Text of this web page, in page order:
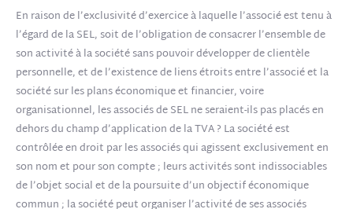
En raison de l’exclusivité d’exercice à laquelle l’associé est tenu à
l’égard de la SEL, soit de l’obligation de consacrer l’ensemble de
son activité à la société sans pouvoir développer de clientèle
personnelle, et de l’existence de liens étroits entre l’associé et la
société sur les plans économique et financier, voire
organisationnel, les associés de SEL ne seraient-ils pas placés en
dehors du champ d’application de la TVA ? La société est
contrôlée en droit par les associés qui agissent exclusivement en
son nom et pour son compte ; leurs activités sont indissociables
de l’objet social et de la poursuite d’un objectif économique
commun ; la société peut organiser l’activité de ses associés